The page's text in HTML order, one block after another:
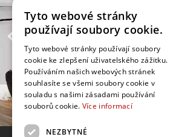
Tyto webové stránky
používají soubory cookie.
Tyto webové stránky používají soubory
cookie ke zlepšení uživatelského zážitku.
Používáním našich webových stránek
souhlasíte se všemi soubory cookie v
souladu s našimi zásadami používání
souborů cookie. Více informací
NEZBYTNÉ